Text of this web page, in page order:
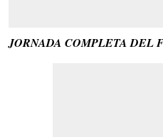
JORNADA COMPLETA DEL